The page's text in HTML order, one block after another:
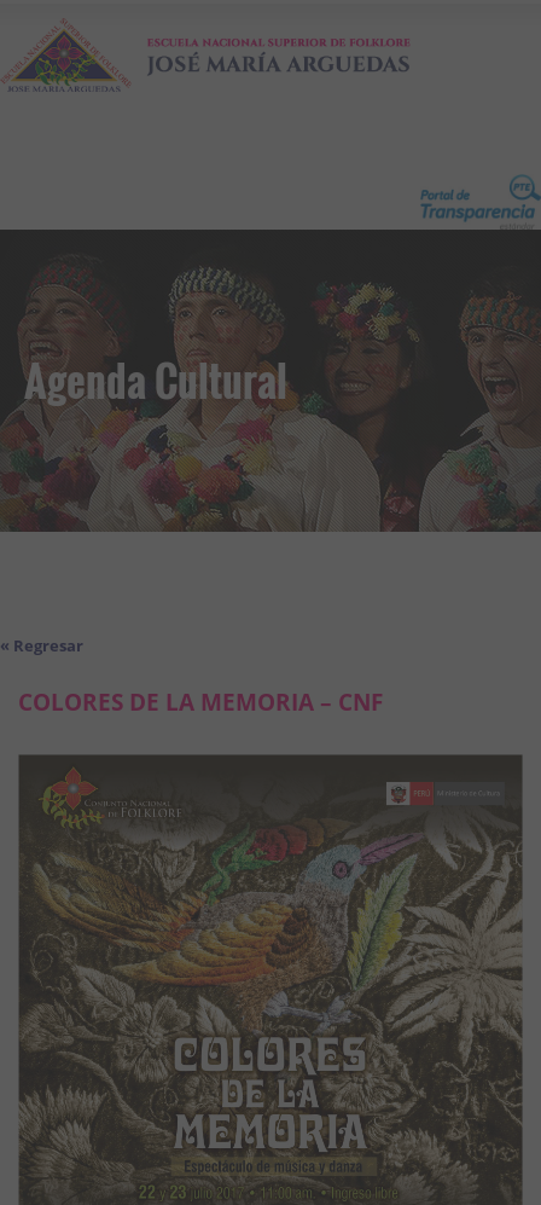
Agenda Cultural
« Regresar
COLORES DE LA MEMORIA – CNF